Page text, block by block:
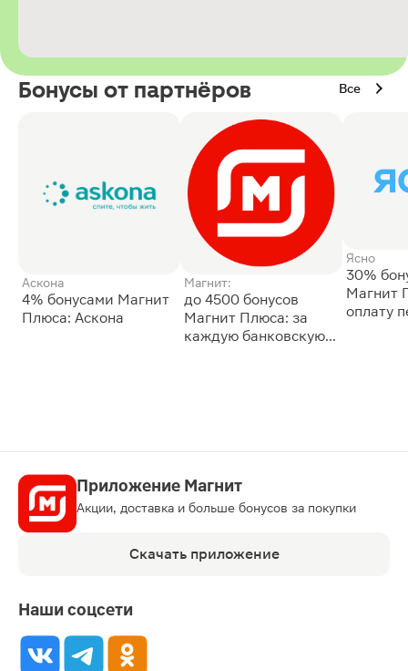
Бонусы от партнёров Все
Аскона
4% бонусами Магнит
Плюса: Аскона
Магнит:
до 4500 бонусов
Магнит Плюса: за
каждую банковскую
Ясно
30%
Магнит
оплату
Приложение Магнит
Акции, доставка и больше бонусов за покупки
Скачать приложение
Наши соцсети